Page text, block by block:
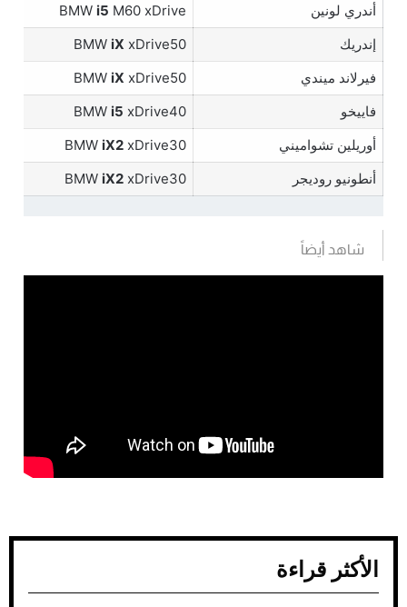
أندري لونين
BMW i5 M60 xDrive
إندريك
BMW iX xDrive50
فيرلاند ميندي
BMW iX xDrive50
فاييخو
BMW i5 xDrive40
أوريلين تشواميني
BMW iX2xDrive30
أنطونيو روديجر
BMW iX2xDrive30
شاهد أيضاً
الأكثر قراءة